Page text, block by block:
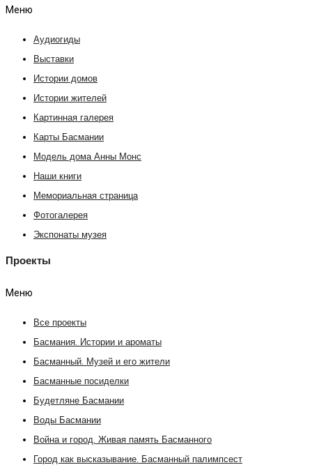
Меню
Аудиогиды
Выставки
Истории домов
Истории жителей
Картинная галерея
Карты Басмании
Модель дома Анны Монс
Наши книги
Мемориальная страница
Фотогалерея
Экспонаты музея
Проекты
Меню
Все проекты
Басмания. Истории и ароматы
Басманный. Музей и его жители
Басманные посиделки
Будетляне Басмании
Воды Басмании
Война и город. Живая память Басманного
Город как высказывание. Басманный палимпсест